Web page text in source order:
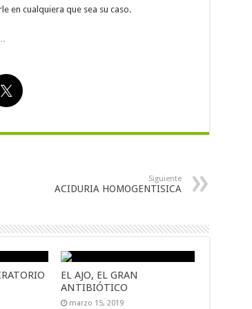
en cualquiera que sea su caso.
Siguiente
ACIDURIA HOMOGENTISICA
EL AJO, EL GRAN
ANTIBIÓTICO
marzo 15, 2019